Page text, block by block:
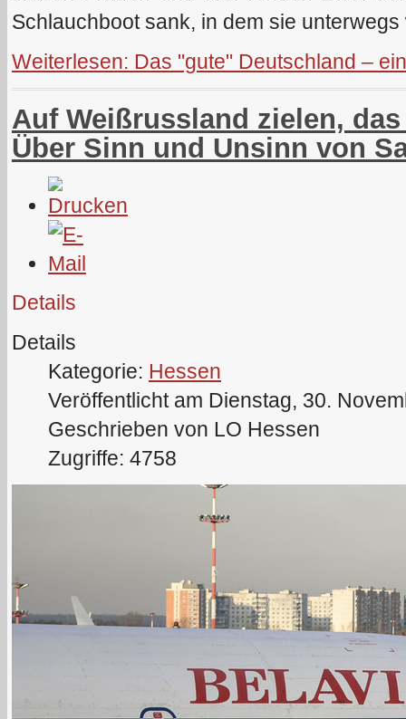
Schlauchboot sank, in dem sie
Weiterlesen: Das "gute" Deutschland –
Auf Weißrussland zielen,
Über Sinn und Unsinn von
Details
Details
Kategorie: Hessen
Veröffentlicht am Dienstag, 30.
Geschrieben von LO Hessen
Zugriffe: 4758